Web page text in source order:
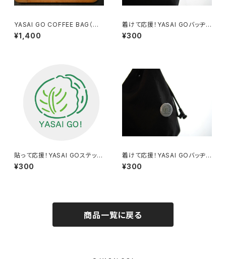
YASAI GO COFFEE BAG（中
煎り）5個入り
¥1,400
着けて応援！YASAI GOバッヂ
（ブラック）
¥300
貼って応援！YASAI GOステッカ
ー（ベージュ）
¥300
着けて応援！YASAI GOバッヂ
（グリーン）
¥300
商品一覧に戻る